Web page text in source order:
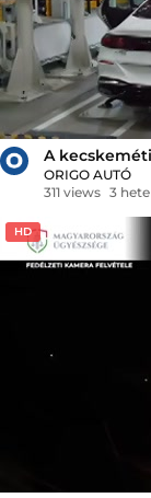
A
ORIGO AUTÓ
311 views 3 hete
HD